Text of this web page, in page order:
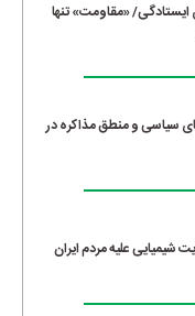
«مقاومت» تنها
سیاسی و منطق مذاکره در
شیمیایی علیه مردم ایران